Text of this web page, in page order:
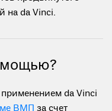
на da Vinci.
da Vinci
ВМП за счет